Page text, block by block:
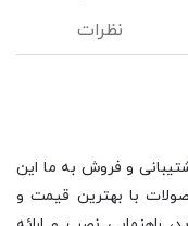
نظرات
و فروش به ما این
با بهترین قیمت و